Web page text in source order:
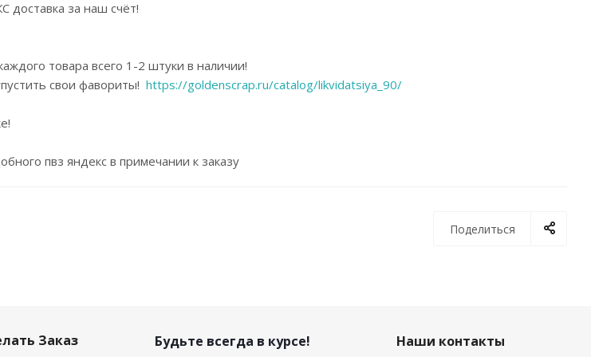
доставка за наш счёт!
товара всего 1-2 штуки в наличии!
свои фавориты! https://goldenscrap.ru/catalog/likvidatsiya_90/
пвз яндекс в примечании к заказу
Поделиться
Заказ Будьте всегда в курсе! Наши контакты